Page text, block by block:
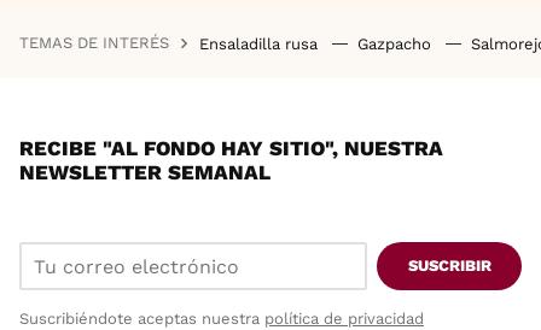
TEMAS DE INTERÉS Ensaladilla rusa Gazpacho
RECIBE "AL FONDO HAY SITIO", NUESTRA
NEWSLETTER SEMANAL
SUSCRIBIR
Suscribiéndote aceptas nuestra política de privacidad